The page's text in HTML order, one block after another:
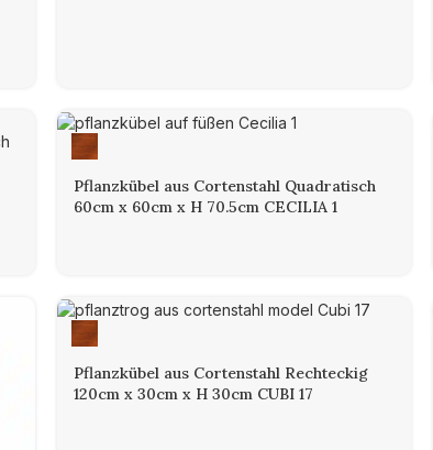
Pflanzkübel aus Cortenstahl Quadratisch
60cm x 60cm x H 70.5cm CECILIA 1
Pflanzkübel aus Cortenstahl Rechteckig
120cm x 30cm x H 30cm CUBI 17